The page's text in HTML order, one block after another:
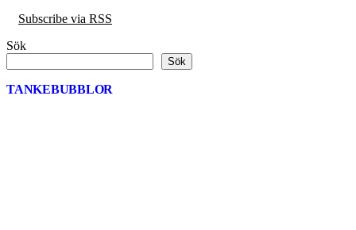
Subscribe via RSS
Sök
Sök
TANKEBUBBLOR